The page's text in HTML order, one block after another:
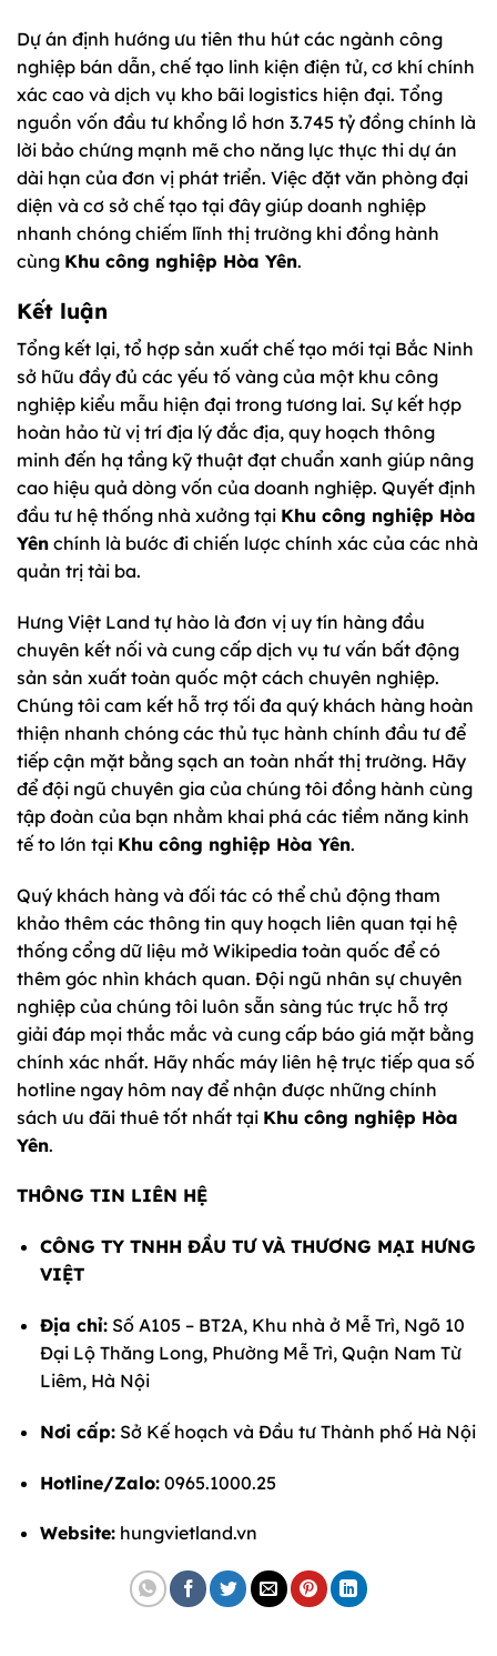
Dự án định hướng ưu tiên thu hút các ngành công
nghiệp bán dẫn, chế tạo linh kiện điện tử, cơ khí chính
xác cao và dịch vụ kho bãi logistics hiện đại. Tổng
nguồn vốn đầu tư khổng lồ hơn 3.745 tỷ đồng chính là
lời bảo chứng mạnh mẽ cho năng lực thực thi dự án
dài hạn của đơn vị phát triển. Việc đặt văn phòng đại
diện và cơ sở chế tạo tại đây giúp doanh nghiệp
nhanh chóng chiếm lĩnh thị trường khi đồng hành
cùng Khu công nghiệp Hòa Yên.
Kết luận
Tổng kết lại, tổ hợp sản xuất chế tạo mới tại Bắc Ninh
sở hữu đầy đủ các yếu tố vàng của một khu công
nghiệp kiểu mẫu hiện đại trong tương lai. Sự kết hợp
hoàn hảo từ vị trí địa lý đắc địa, quy hoạch thông
minh đến hạ tầng kỹ thuật đạt chuẩn xanh giúp nâng
cao hiệu quả dòng vốn của doanh nghiệp. Quyết định
đầu tư hệ thống nhà xưởng tại Khu công nghiệp Hòa
Yên chính là bước đi chiến lược chính xác của các nhà
quản trị tài ba.
Hưng Việt Land tự hào là đơn vị uy tín hàng đầu
chuyên kết nối và cung cấp dịch vụ tư vấn bất động
sản sản xuất toàn quốc một cách chuyên nghiệp.
Chúng tôi cam kết hỗ trợ tối đa quý khách hàng hoàn
thiện nhanh chóng các thủ tục hành chính đầu tư để
tiếp cận mặt bằng sạch an toàn nhất thị trường. Hãy
để đội ngũ chuyên gia của chúng tôi đồng hành cùng
tập đoàn của bạn nhằm khai phá các tiềm năng kinh
tế to lớn tại Khu công nghiệp Hòa Yên.
Quý khách hàng và đối tác có thể chủ động tham
khảo thêm các thông tin quy hoạch liên quan tại hệ
thống cổng dữ liệu mở Wikipedia toàn quốc để có
thêm góc nhìn khách quan. Đội ngũ nhân sự chuyên
nghiệp của chúng tôi luôn sẵn sàng túc trực hỗ trợ
giải đáp mọi thắc mắc và cung cấp báo giá mặt bằng
chính xác nhất. Hãy nhấc máy liên hệ trực tiếp qua số
hotline ngay hôm nay để nhận được những chính
sách ưu đãi thuê tốt nhất tại Khu công nghiệp Hòa
Yên.
THÔNG TIN LIÊN HỆ
CÔNG TY TNHH ĐẦU TƯ VÀ THƯƠNG MẠI HƯNG
VIỆT
Địa chỉ:Số A105 – BT2A, Khu nhà ở Mễ Trì, Ngõ 10
Đại Lộ Thăng Long, Phường Mễ Trì, Quận Nam Từ
Liêm, Hà Nội
Nơi cấp:Sở Kế hoạch và Đầu tư Thành phố Hà Nội
Hotline/Zalo:0965.1000.25
Website:hungvietland.vn